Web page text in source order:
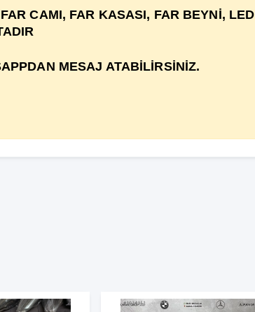
CAMI, FAR KASASI, FAR BEYNİ, LED
MESAJ ATABİLİRSİNİZ.